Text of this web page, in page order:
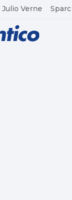
Verne Sparc